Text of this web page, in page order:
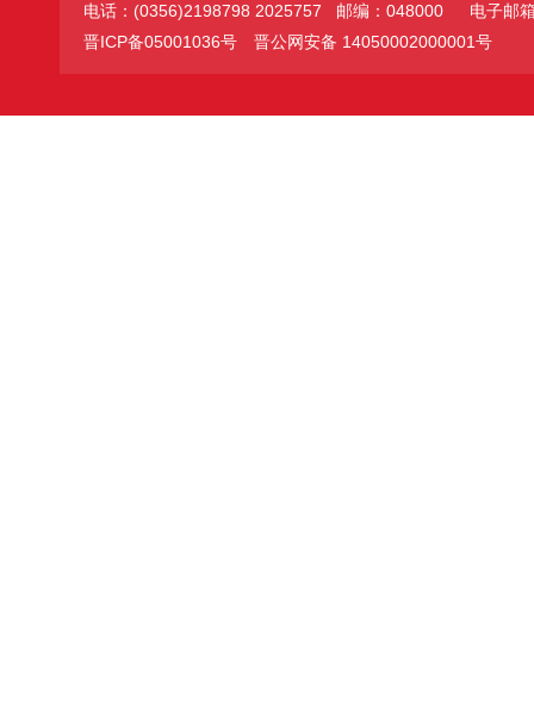
电话：(0356)2198798 2025757 邮编：048000
电子邮
晋ICP备05001036号
晋公网安备 14050002000001号